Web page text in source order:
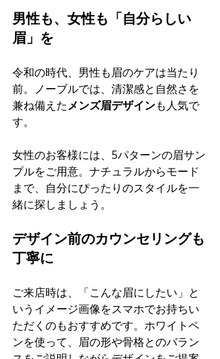
男性も、女性も「自分らしい
眉」を
令和の時代、男性も眉のケアは当たり
前。ノーブルでは、清潔感と自然さを
兼ね備えたメンズ眉デザインも人気で
す。
女性のお客様には、5パターンの眉サン
プルをご用意。ナチュラルからモード
まで、自分にぴったりのスタイルを一
緒に探しましょう。
デザイン前のカウンセリングも
丁寧に
ご来店時は、「こんな眉にしたい」と
いうイメージ画像をスマホでお持ちい
ただくのもおすすめです。ホワイトペ
ンを使って、眉の形や骨格とのバラン